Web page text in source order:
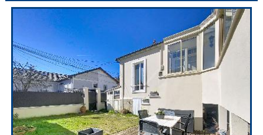
TERRAINS
PARKING BOX
LOCAUX COMMERCIAUX
TERRAINS
PARKING BOX
GUIDE TRANSACTION PARFAITE
NOUS REJOINDRE